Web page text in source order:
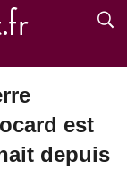
est
depuis